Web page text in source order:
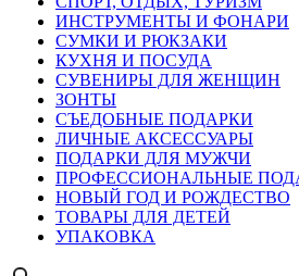
ИНСТРУМЕНТЫ И ФОНАРИ
СУМКИ И РЮКЗАКИ
КУХНЯ И ПОСУДА
СУВЕНИРЫ ДЛЯ ЖЕНЩИН
ЗОНТЫ
СЪЕДОБНЫЕ ПОДАРКИ
ЛИЧНЫЕ АКСЕССУАРЫ
ПОДАРКИ ДЛЯ МУЖЧИ
ПРОФЕССИОНАЛЬНЫЕ
НОВЫЙ ГОД И РОЖДЕСТВО
ТОВАРЫ ДЛЯ ДЕТЕЙ
УПАКОВКА